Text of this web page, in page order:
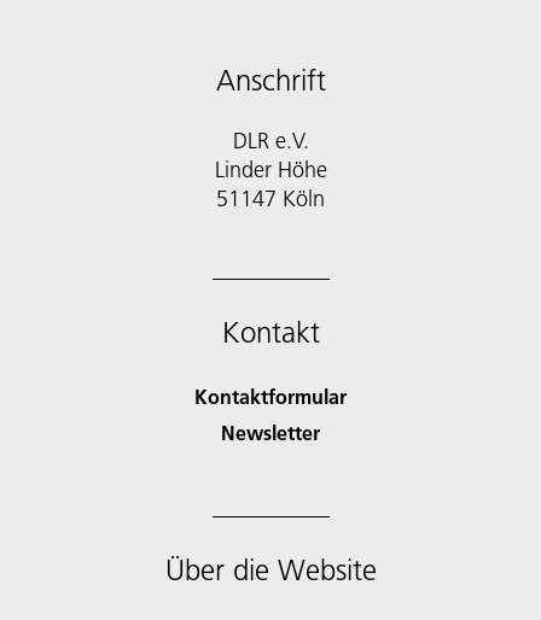
Anschrift
DLR e.V.
Linder Höhe
51147 Köln
Kontakt
Kontaktformular
Newsletter
Über die Website